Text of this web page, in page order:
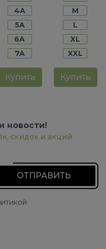
4A
5A
6A
7A
Купить
M
L
XL
XXL
Купить
новости!
скидок и акций